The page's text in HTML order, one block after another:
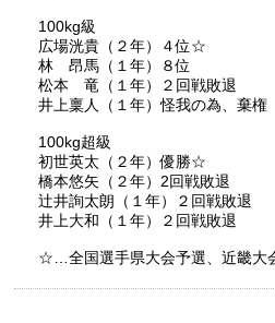
100kg級
広場洸貴（２年）４位☆
林 昂馬（１年）８位
松本 竜（１年）２回戦敗退
井上稟人（１年）怪我の為、棄権
100kg超級
初世英太（２年）優勝☆
橋本悠矢（２年）2回戦敗退
辻井詢太朗（１年）２回戦敗退
井上大和（１年）２回戦敗退
☆…全国選手県大会予選、近畿大